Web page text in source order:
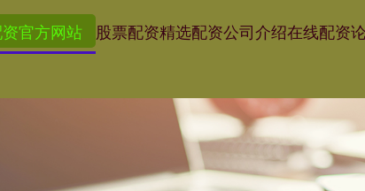
官方网站 股票配资精选配资公司介绍在线配资